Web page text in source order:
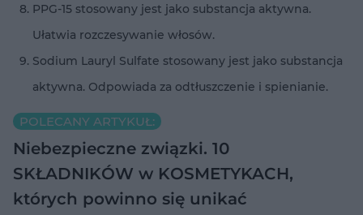
PPG-15 stosowany jest jako substancja aktywna.
Ułatwia rozczesywanie włosów.
Sodium Lauryl Sulfate stosowany jest jako substancja
aktywna. Odpowiada za odtłuszczenie i spienianie.
POLECANY ARTYKUŁ:
Niebezpieczne związki. 10
SKŁADNIKÓW w KOSMETYKACH,
których powinno się unikać